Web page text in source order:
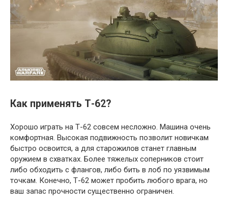
Как применять Т-62?
Хорошо играть на Т-62 совсем несложно. Машина очень
комфортная. Высокая подвижность позволит новичкам
быстро освоится, а для старожилов станет главным
оружием в схватках. Более тяжелых соперников стоит
либо обходить с флангов, либо бить в лоб по уязвимым
точкам. Конечно, Т-62 может пробить любого врага, но
ваш запас прочности существенно ограничен.